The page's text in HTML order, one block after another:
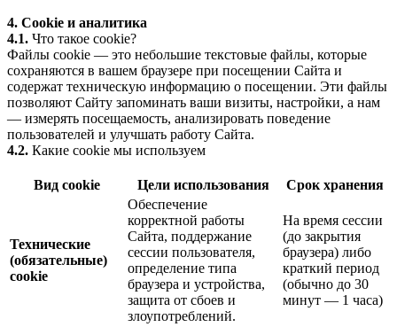
4. Cookie и аналитика
4.1. Что такое cookie?
Файлы cookie — это небольшие текстовые файлы, которые
сохраняются в вашем браузере при посещении Сайта и
содержат техническую информацию о посещении. Эти файлы
позволяют Сайту запоминать ваши визиты, настройки, а нам
— измерять посещаемость, анализировать поведение
пользователей и улучшать работу Сайта.
4.2. Какие cookie мы используем
Вид cookie Цели использования Срок хранения
Технические
(обязательные)
cookie
Обеспечение
корректной работы
Сайта, поддержание
сессии пользователя,
определение типа
браузера и устройства,
защита от сбоев и
злоупотреблений.
На время сессии
(до закрытия
браузера) либо
краткий период
(обычно до 30
минут — 1 часа)